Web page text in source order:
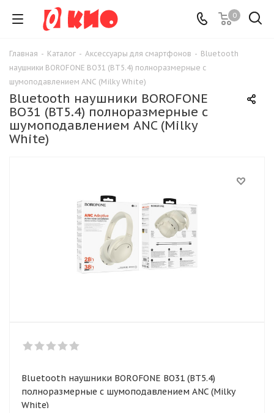
0
Главная - Каталог - Аксессуары для смартфонов - Bluetooth
наушники BOROFONE BO31 (BT5.4) полноразмерные с
шумоподавлением ANC (Milky White)
Bluetooth наушники BOROFONE
BO31 (BT5.4) полноразмерные с
шумоподавлением ANC (Milky
White)
Bluetooth наушники BOROFONE BO31 (BT5.4)
полноразмерные с шумоподавлением ANC (Milky
White)